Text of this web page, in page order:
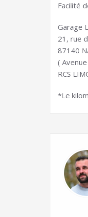
Facilité
Garage
21, rue
87140
(
RCS
*Le